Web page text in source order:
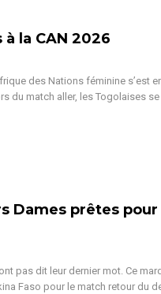
la CAN 2026
des Nations féminine s’est
du match aller, les Togolaises
Dames prêtes pour
pas dit leur dernier mot. Ce
Faso pour le match retour du